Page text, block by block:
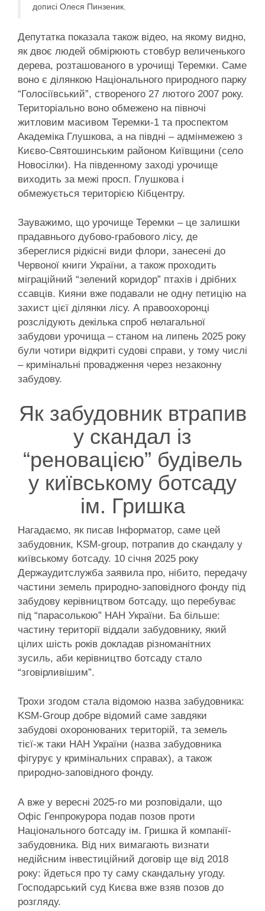
дописі Олеся Пинзеник.
Депутатка показала також відео, на якому видно,
як двоє людей обмірюють стовбур величенького
дерева, розташованого в урочищі Теремки. Саме
воно є ділянкою Національного природного парку
“Голосіївський”, створеного 27 лютого 2007 року.
Територіально воно обмежено на півночі
житловим масивом Теремки-1 та проспектом
Академіка Глушкова, а на півдні – адмінмежею з
Києво-Святошинським районом Київщини (село
Новосілки). На південному заході урочище
виходить за межі просп. Глушкова і
обмежується територією Кібцентру.
Зауважимо, що урочище Теремки – це залишки
прадавнього дубово-грабового лісу, де
збереглися рідкісні види флори, занесені до
Червоної книги України, а також проходить
міграційний “зелений коридор” птахів і дрібних
ссавців. Кияни вже подавали не одну петицію на
захист цієї ділянки лісу. А правоохоронці
розслідують декілька спроб нелагальної
забудови урочища – станом на липень 2025 року
були чотири відкриті судові справи, у тому числі
– кримінальні провадження через незаконну
забудову.
Як забудовник втрапив
у скандал із
“реновацією” будівель
у київському ботсаду
ім. Гришка
Нагадаємо, як писав Інформатор, саме цей
забудовник, KSM-group, потрапив до скандалу у
київському ботсаду. 10 січня 2025 року
Держаудитслужба заявила про, нібито, передачу
частини земель природно-заповідного фонду під
забудову керівництвом ботсаду, що перебуває
під “парасолькою” НАН України. Ба більше:
частину території віддали забудовнику, який
цілих шість років докладав різноманітних
зусиль, аби керівництво ботсаду стало
“зговірливішим”.
Трохи згодом стала відомою назва забудовника:
KSM-Group добре відомий саме завдяки
забудові охоронюваних територій, та земель
тієї-ж таки НАН України (назва забудовника
фігурує у кримінальних справах), а також
природно-заповідного фонду.
А вже у вересні 2025-го ми розповідали, що
Офіс Генпрокурора подав позов проти
Національного ботсаду ім. Гришка й компанії-
забудовника. Від них вимагають визнати
недійсним інвестиційний договір ще від 2018
року: йдеться про ту саму скандальну угоду.
Господарський суд Києва вже взяв позов до
розгляду.